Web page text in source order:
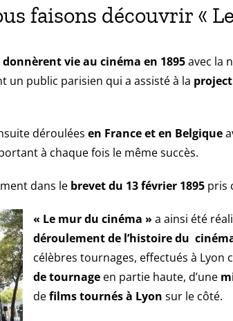
faisons découvrir «
donnèrent vie au cinéma en 1895avec la
un public parisien qui a assisté à la
déroulées en France et en Belgique
à chaque fois le même succès.
dans le brevet du 13 février 1895 pris
« Le mur du cinéma » a ainsi été
déroulement de l’histoire du
célèbres tournages, effectués à Lyon
de tournage en partie haute, d’une
defilms tournés à Lyon sur le côté.